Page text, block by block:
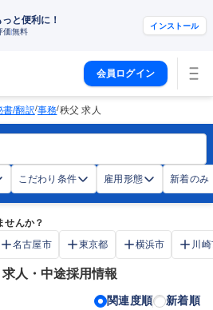
と便利に！
価無料
インストール
会員ログイン
書/翻訳/事務/秩父 求人
こだわり条件 雇用形態 新着のみ
せんか？
名古屋市 東京都 横浜市 川
人・中途採用情報
関連度順 新着順